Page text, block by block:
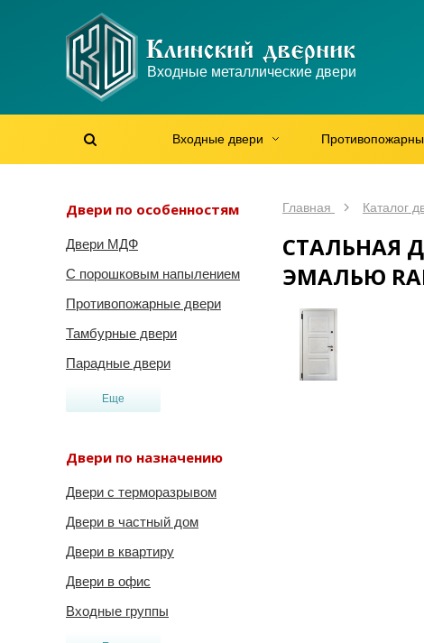
Входные металлические двери
Входные двери
Двери по особенностям
Двери МДФ
С порошковым напылением
Противопожарные двери
Тамбурные двери
Парадные двери
Еще
Двери по назначению
Двери с терморазрывом
Двери в частный дом
Двери в квартиру
Двери в офис
Входные группы
Главная Каталог
СТАЛЬНАЯ
ЭМАЛЬЮ
Max
Мы онлайн!
WhatsApp
Мы онлайн!
Telegram
Мы онлайн!
Max
Мы онлайн!
WhatsApp
Мы онлайн!